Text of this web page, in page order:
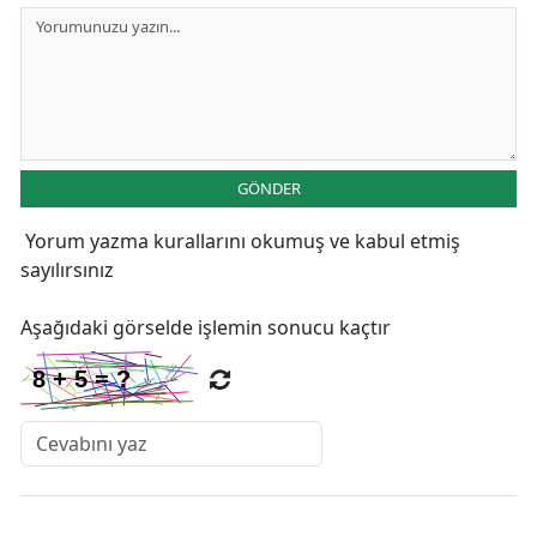
GÖNDER
Yorum yazma kurallarını okumuş ve kabul etmiş
sayılırsınız
Aşağıdaki görselde işlemin sonucu kaçtır